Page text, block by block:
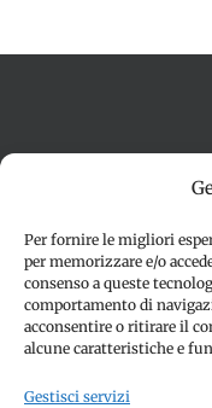
Per fornire le migliori
per memorizzare e/o
consenso a queste
comportamento di
acconsentire o ritirare il
alcune caratteristiche e
Gestisci servizi